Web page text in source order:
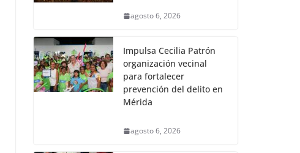
agosto 6, 2026
Impulsa Cecilia Patrón
organización vecinal
para fortalecer
prevención del delito en
Mérida
agosto 6, 2026